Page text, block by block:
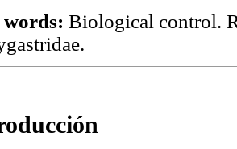
Biological control.